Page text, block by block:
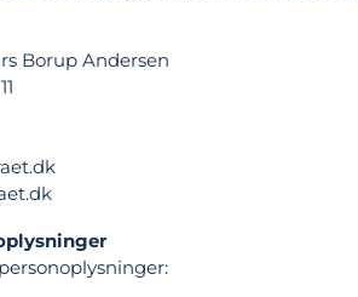
Borup Andersen